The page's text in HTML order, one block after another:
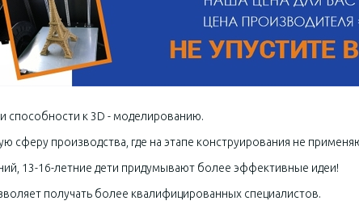
способности к 3D - моделированию.
сферу производства, где на этапе конструирования не
13-16-летние дети придумывают более эффективные идеи!
получать более квалифицированных специалистов.